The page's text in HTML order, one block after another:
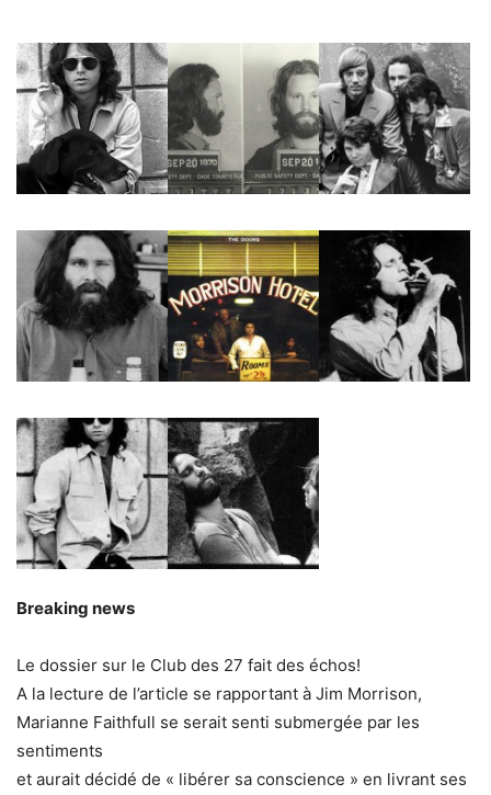
Breaking news
Le dossier sur le Club des 27 fait des échos!
A la lecture de l’article se rapportant à Jim Morrison,
Marianne Faithfull se serait senti submergée par les
sentiments
et aurait décidé de « libérer sa conscience » en livrant ses